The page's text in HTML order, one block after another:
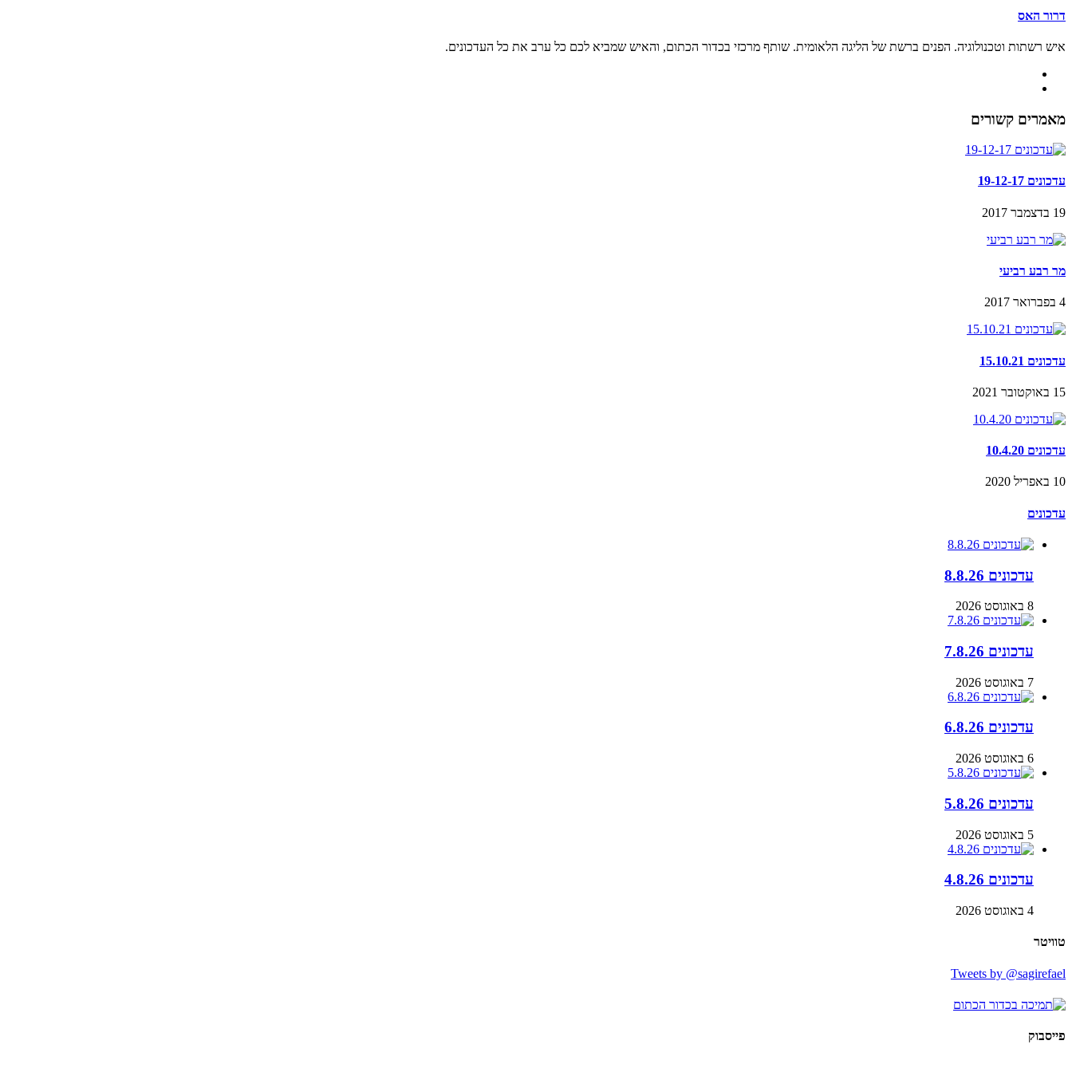
דרור האס
איש רשתות וטכנולוגיה. הפנים ברשת של הליגה הלאומית. שותף מרכזי בכדור הכתום, והאיש שמביא לכם כל ערב את כל העדכונים.
מאמרים קשורים
עדכונים 19-12-17
19 בדצמבר 2017
מר רבע רביעי
4 בפברואר 2017
עדכונים 15.10.21
15 באוקטובר 2021
עדכונים 10.4.20
10 באפריל 2020
עדכונים
עדכונים 8.8.26
8 באוגוסט 2026
עדכונים 7.8.26
7 באוגוסט 2026
עדכונים 6.8.26
6 באוגוסט 2026
עדכונים 5.8.26
5 באוגוסט 2026
עדכונים 4.8.26
4 באוגוסט 2026
טוויטר
Tweets by @sagirefael
פייסבוק